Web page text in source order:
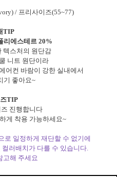
/ 프리사이즈(55~77)
TIP
리에스테르 20%
텍스처의 원단감
니트 원단이라
어컨 바람이 강한 실내에서
기 좋아요~
TIP
진행합니다
게 착용 가능하세요~
일정하게 재단할 수 없기에
러배치가 다를 수 있습니다.
고해 주세요